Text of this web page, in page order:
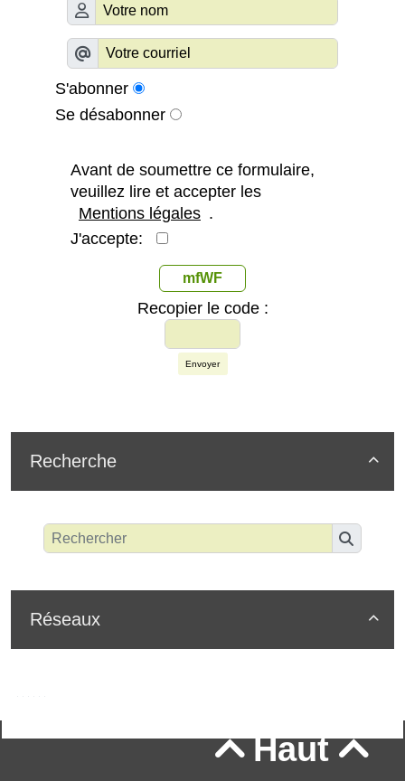
S'abonner
Se désabonner
Avant de soumettre ce formulaire,
veuillez lire et accepter les
Mentions légales .
J'accepte:
mfWF
Recopier le code :
Envoyer

Recherche

Réseaux
Haut